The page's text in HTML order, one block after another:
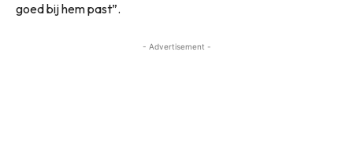
goed bij hem past”.
- Advertisement -